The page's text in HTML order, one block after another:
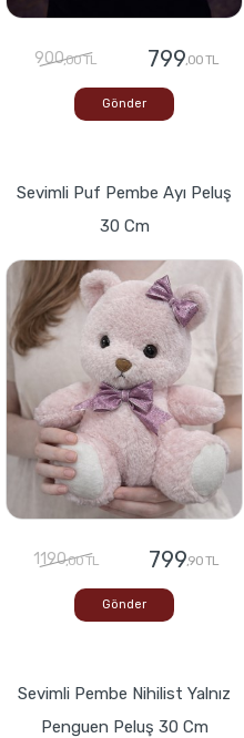
900,00 TL 799,00 TL
Gönder
Sevimli Puf Pembe Ayı Peluş
30 Cm
1190,00 TL 799,90 TL
Gönder
Sevimli Pembe Nihilist Yalnız
Penguen Peluş 30 Cm